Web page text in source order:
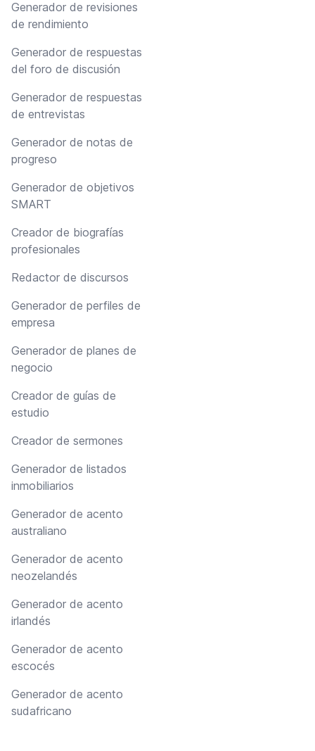
Generador de revisiones
de rendimiento
Generador de respuestas
del foro de discusión
Generador de respuestas
de entrevistas
Generador de notas de
progreso
Generador de objetivos
SMART
Creador de biografías
profesionales
Redactor de discursos
Generador de perfiles de
empresa
Generador de planes de
negocio
Creador de guías de
estudio
Creador de sermones
Generador de listados
inmobiliarios
Generador de acento
australiano
Generador de acento
neozelandés
Generador de acento
irlandés
Generador de acento
escocés
Generador de acento
sudafricano